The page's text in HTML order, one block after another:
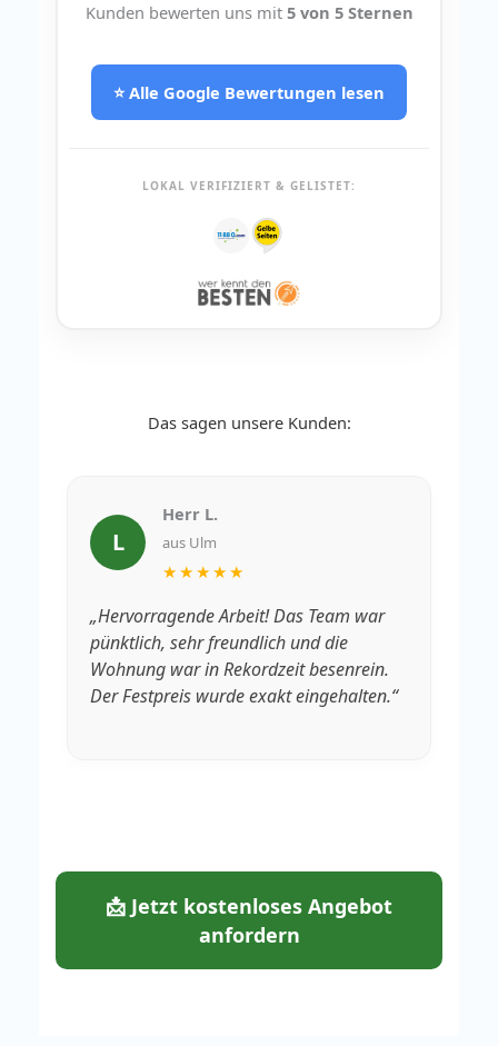
Kunden bewerten uns mit 5 von 5 Sternen
⭐ Alle Google Bewertungen lesen
LOKAL VERIFIZIERT & GELISTET:
Das sagen unsere Kunden:
L
Herr L.
aus Ulm
★★★★★
„Hervorragende Arbeit! Das Team war
pünktlich, sehr freundlich und die
Wohnung war in Rekordzeit besenrein.
Der Festpreis wurde exakt eingehalten.“
📩 Jetzt kostenloses Angebot
anfordern